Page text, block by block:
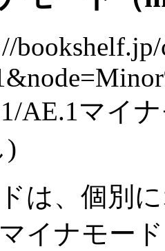
AE.1マイ
)
は、個別
イナモー